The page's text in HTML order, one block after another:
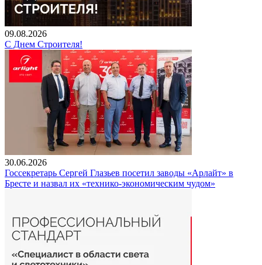
09.08.2026
С Днем Строителя!
30.06.2026
Госсекретарь Сергей Глазьев посетил заводы «Арлайт» в
Бресте и назвал их «технико-экономическим чудом»